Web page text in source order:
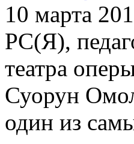
10 марта
РС(Я),
театра
Суорун
один из